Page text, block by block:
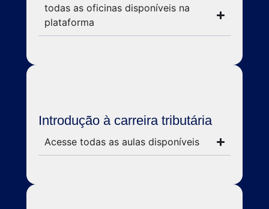
todas as oficinas disponíveis na
plataforma
Introdução à carreira tributária
Acesse todas as aulas disponíveis